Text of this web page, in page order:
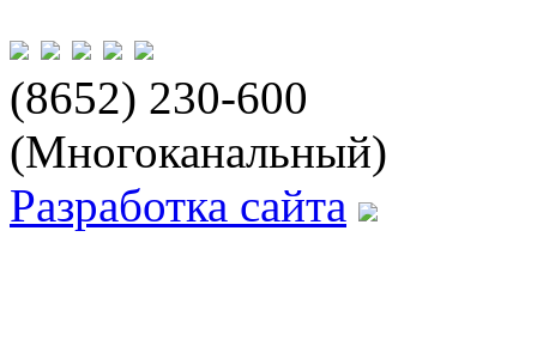
(8652) 230-600
(Многоканальный)
Разработка сайта